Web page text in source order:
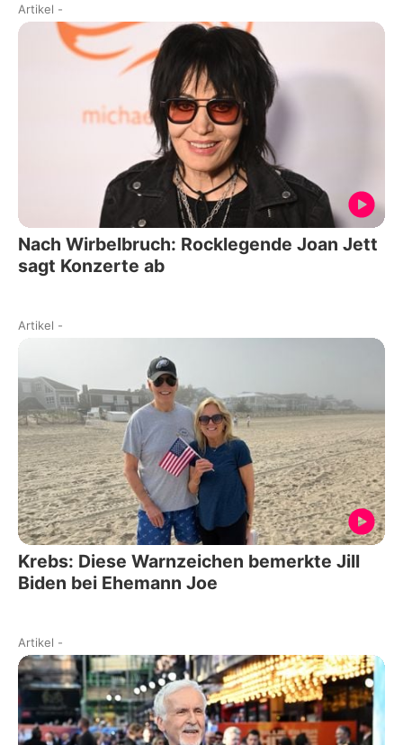
Artikel -
Nach Wirbelbruch: Rocklegende Joan Jett
sagt Konzerte ab
Artikel -
Krebs: Diese Warnzeichen bemerkte Jill
Biden bei Ehemann Joe
Artikel -